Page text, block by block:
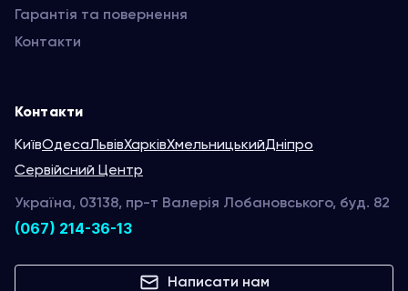
Гарантія та повернення
Контакти
Контакти
КиївОдесаЛьвівХарківХмельницькийДніпро
Сервійсний Центр
Україна, 03138, пр-т Валерія Лобановського, буд. 82
(067) 214-36-13
Написати нам